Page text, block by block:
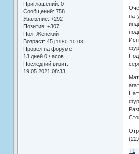
Приглашений: 0
Сообщений: 758
Уважение: +292
Позитив: +307
Пол: Женский
Возраст: 45 [1980-10-03]
Провел на форуме:
13 дней 0 часов
Последний визит:
19.05.2021 08:33
+1